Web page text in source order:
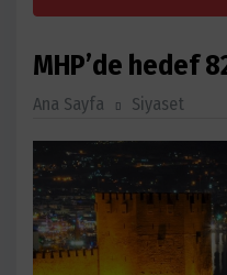
MHP’de hedef
Ana Sayfa Siyaset